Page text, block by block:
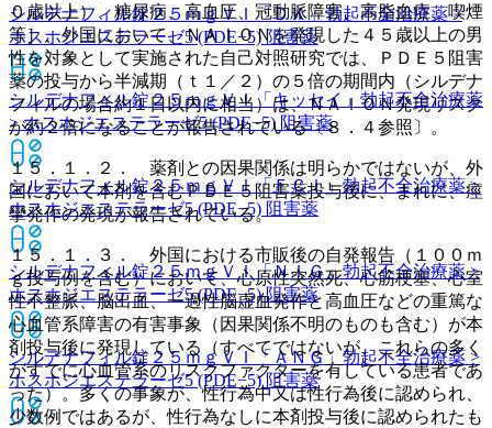
シルデナフィル錠２５ｍｇＶＩ「ＤＫ」勃起不全治療薬 >
ホスホジエステラーゼ5 (PDE−5) 阻害薬
シルデナフィル錠２５ｍｇＶＩ「キッセイ」 勃起不全治療薬
> ホスホジエステラーゼ5 (PDE−5) 阻害薬
シルデナフィル錠２５ｍｇＶＩ「ＦＣＩ」勃起不全治療薬 >
ホスホジエステラーゼ5 (PDE−5) 阻害薬
シルデナフィル錠２５ｍｇＶＩ「ＮＩＧ」勃起不全治療薬 >
ホスホジエステラーゼ5 (PDE−5) 阻害薬
シルデナフィル錠２５ｍｇＶＩ「ＡＮＧ」勃起不全治療薬 >
ホスホジエステラーゼ5 (PDE−5) 阻害薬
０歳以上）、糖尿病、高血圧、冠動脈障害、高脂血症、喫煙
等］、外国において、ＮＡＩＯＮを発現した４５歳以上の男
性を対象として実施された自己対照研究では、ＰＤＥ５阻害
薬の投与から半減期（ｔ１／２）の５倍の期間内（シルデナ
フィルの場合約１日以内に相当）は、ＮＡＩＯＮ発現リスク
が約２倍になることが報告されている〔８．４参照〕。
１５．１．２． 薬剤との因果関係は明らかではないが、外
国において本剤を含むＰＤＥ５阻害薬投与後に、まれに、痙
攣発作の発現が報告されている。
１５．１．３． 外国における市販後の自発報告（１００ｍ
ｇ投与例を含む）において、心原性突然死、心筋梗塞、心室
性不整脈、脳出血、一過性脳虚血発作と高血圧などの重篤な
心血管系障害の有害事象（因果関係不明のものも含む）が本
剤投与後に発現している（すべてではないが、これらの多く
がすでに心血管系のリスクファクターを有している患者であ
った）。多くの事象が、性行為中又は性行為後に認められ、
少数例ではあるが、性行為なしに本剤投与後に認められたも